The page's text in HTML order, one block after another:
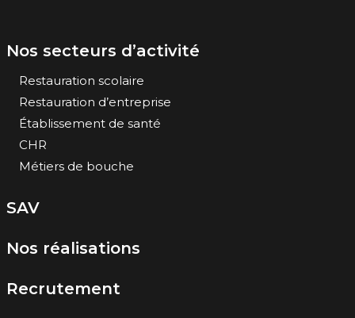
Nos secteurs d’activité
Restauration scolaire
Restauration d’entreprise
Établissement de santé
CHR
Métiers de bouche
SAV
Nos réalisations
Recrutement